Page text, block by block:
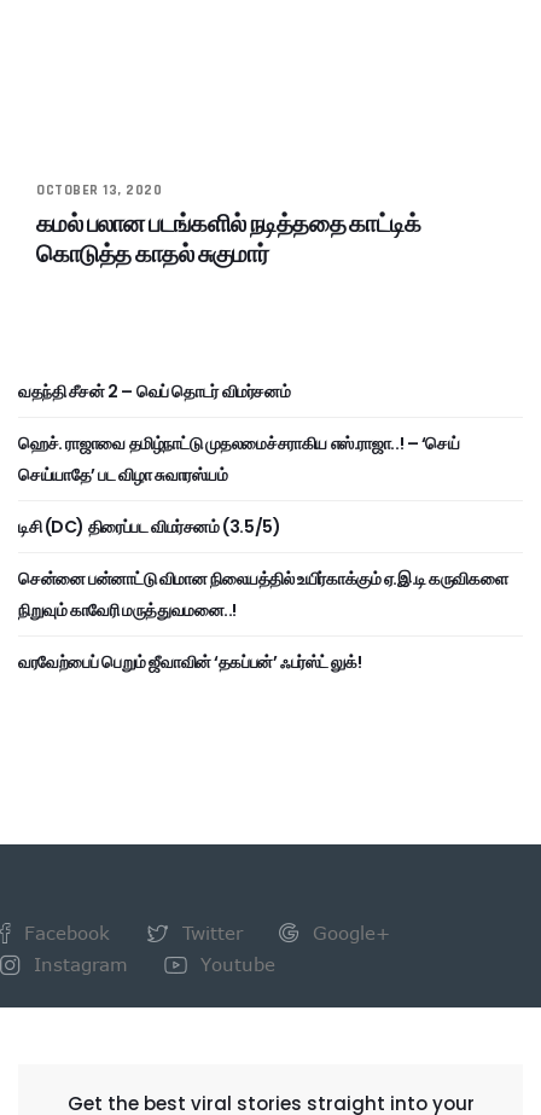
OCTOBER 13, 2020
கமல் பலான படங்களில் நடித்ததை காட்டிக்
கொடுத்த காதல் சுகுமார்
வதந்தி சீசன் 2 – வெப் தொடர் விமர்சனம்
ஹெச். ராஜாவை தமிழ்நாட்டு முதலமைச்சராகிய எஸ்.ராஜா..! – ‘செய்
செய்யாதே’ பட விழா சுவாரஸ்யம்
டிசி (DC) திரைப்பட விமர்சனம் (3.5/5)
சென்னை பன்னாட்டு விமான நிலையத்தில் உயிர்காக்கும் ஏ.இ.டி கருவிகளை
நிறுவும் காவேரி மருத்துவமனை..!
வரவேற்பைப் பெறும் ஜீவாவின் ‘தகப்பன்’ ஃபர்ஸ்ட் லுக்!
Facebook Twitter
Google+
Instagram
Youtube
Get the best viral stories straight into your